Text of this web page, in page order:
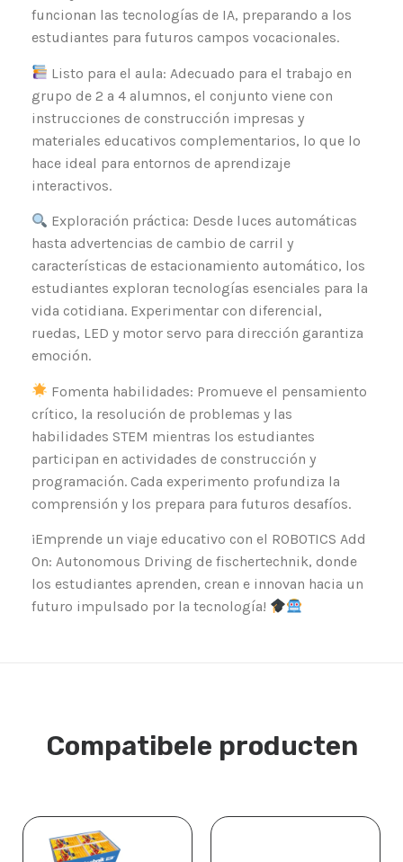
funcionan las tecnologías de IA, preparando a los
estudiantes para futuros campos vocacionales.
Listo para el aula: Adecuado para el trabajo en
grupo de 2 a 4 alumnos, el conjunto viene con
instrucciones de construcción impresas y
materiales educativos complementarios, lo que lo
hace ideal para entornos de aprendizaje
interactivos.
Exploración práctica: Desde luces automáticas
hasta advertencias de cambio de carril y
características de estacionamiento automático, los
estudiantes exploran tecnologías esenciales para la
vida cotidiana. Experimentar con diferencial,
ruedas, LED y motor servo para dirección garantiza
emoción.
Fomenta habilidades: Promueve el pensamiento
crítico, la resolución de problemas y las
habilidades STEM mientras los estudiantes
participan en actividades de construcción y
programación. Cada experimento profundiza la
comprensión y los prepara para futuros desafíos.
¡Emprende un viaje educativo con el ROBOTICS Add
On: Autonomous Driving de fischertechnik, donde
los estudiantes aprenden, crean e innovan hacia un
futuro impulsado por la tecnología!
Compatibele producten